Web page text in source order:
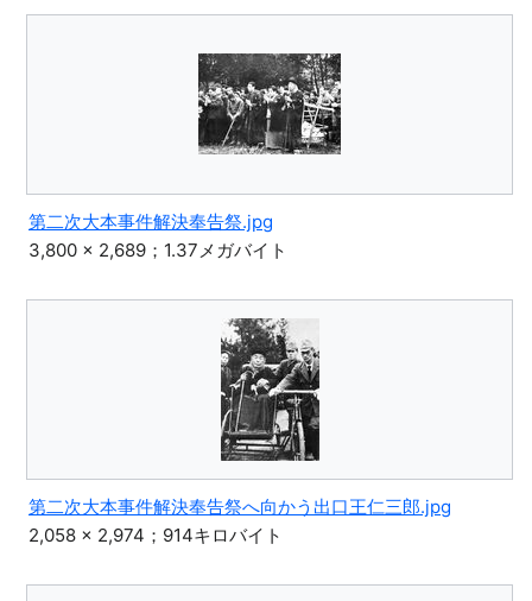
第二次大本事件解決奉告祭.jpg
3,800 × 2,689；1.37メガバイト
第二次大本事件解決奉告祭へ向かう出口王仁三郎.jpg
2,058 × 2,974；914キロバイト